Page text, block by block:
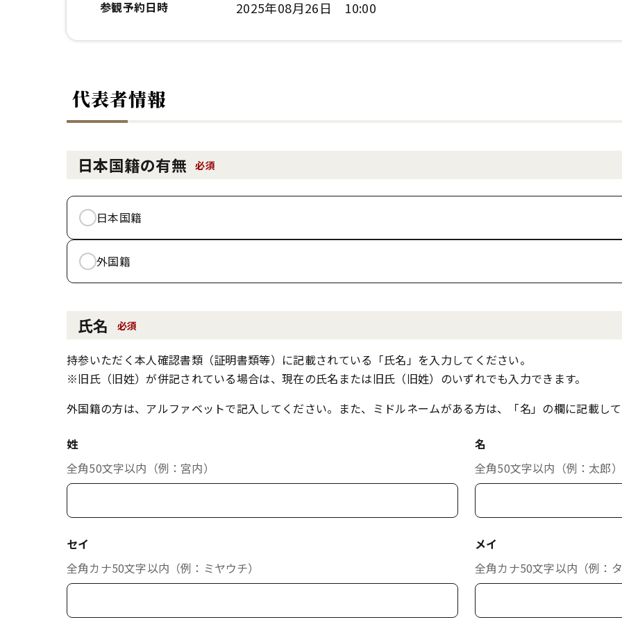
参観予約日時 2025年08月26日 10:00
代表者情報
日本国籍の有無 必須
日本国籍
外国籍
氏名 必須
持参いただく本人確認書類（証明書類等）に記載されている「氏名」を入力してください。
※旧氏（旧姓）が併記されている場合は、現在の氏名または旧氏（旧姓）のいずれでも入力できます。
外国籍の方は、アルファベットで記入してください。また、ミドルネームがある方は、「名」の欄に記載して
姓
全角50文字以内（例：宮内）
名
全角50文字以内（例：太郎）
セイ
全角カナ50文字以内（例：ミヤウチ）
メイ
全角カナ50文字以内（例：タ